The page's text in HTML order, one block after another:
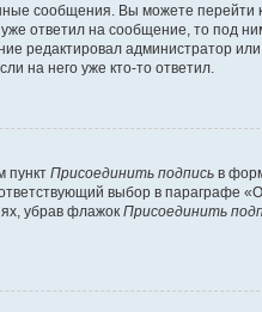
сообщения. Вы можете перейти
ответил на сообщение, то под
редактировал администратор
на него уже кто-то ответил.
пункт Присоединить подпись в
выбор в параграфе
убрав флажок Присоединить